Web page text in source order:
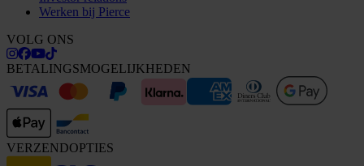
Werken bij Pierce
VOLG ONS
BETALINGSMOGELIJKHEDEN
VERZENDOPTIES